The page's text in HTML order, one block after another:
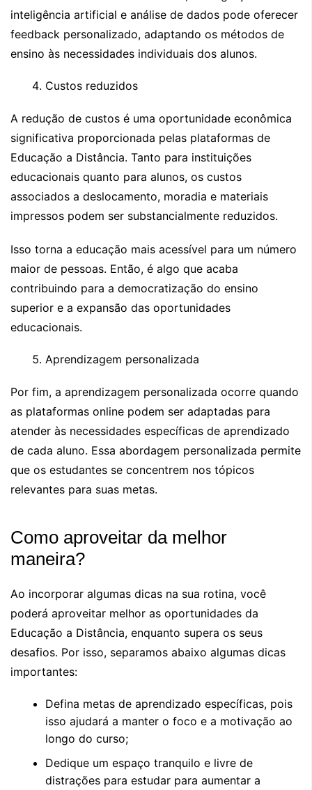
inteligência artificial e análise de dados pode oferecer
feedback personalizado, adaptando os métodos de
ensino às necessidades individuais dos alunos.
Custos reduzidos
A redução de custos é uma oportunidade econômica
significativa proporcionada pelas plataformas de
Educação a Distância. Tanto para instituições
educacionais quanto para alunos, os custos
associados a deslocamento, moradia e materiais
impressos podem ser substancialmente reduzidos.
Isso torna a educação mais acessível para um número
maior de pessoas. Então, é algo que acaba
contribuindo para a democratização do ensino
superior e a expansão das oportunidades
educacionais.
Aprendizagem personalizada
Por fim, a aprendizagem personalizada ocorre quando
as plataformas online podem ser adaptadas para
atender às necessidades específicas de aprendizado
de cada aluno. Essa abordagem personalizada permite
que os estudantes se concentrem nos tópicos
relevantes para suas metas.
Como aproveitar da melhor
maneira?
Ao incorporar algumas dicas na sua rotina, você
poderá aproveitar melhor as oportunidades da
Educação a Distância, enquanto supera os seus
desafios. Por isso, separamos abaixo algumas dicas
importantes:
Defina metas de aprendizado específicas, pois
isso ajudará a manter o foco e a motivação ao
longo do curso;
Dedique um espaço tranquilo e livre de
distrações para estudar para aumentar a